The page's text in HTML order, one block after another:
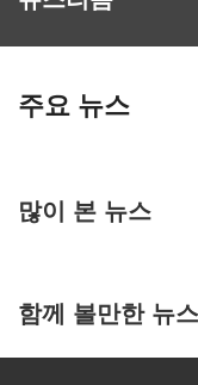
주요 뉴스
많이 본 뉴스
함께 볼만한 뉴스